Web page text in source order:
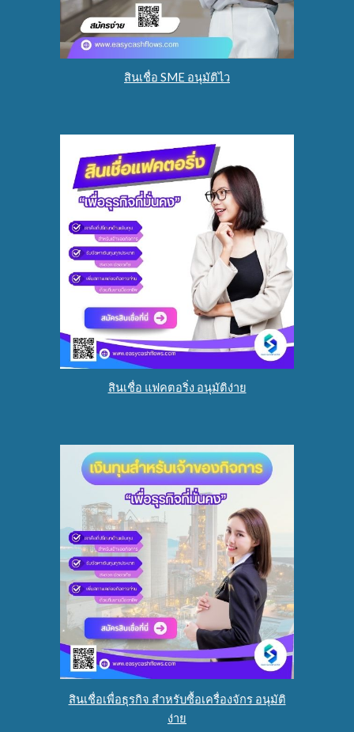
สินเชื่อ SME อนุมัติไว
สินเชื่อ แฟคตอริ่ง อนุมัติง่าย
สินเชื่อเพื่อธุรกิจ สำหรับซื้อเครื่องจักร อนุมัติ
ง่าย